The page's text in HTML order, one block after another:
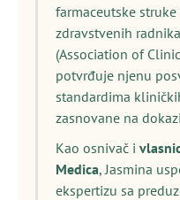
farmaceutske
zdravstvenih
(Association of
potvrđuje njenu
standardima
zasnovane na
Kao osnivač i
Medica, Jasmina
ekspertizu sa